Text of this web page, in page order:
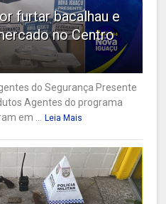
furtar bacalhau e
no Centro
do Segurança Presente
Agentes do programa
em ...
Leia Mais